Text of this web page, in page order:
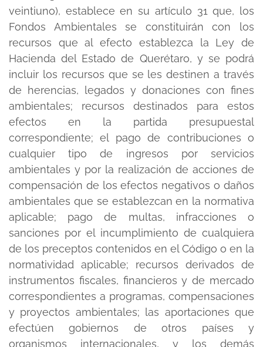
veintiuno), establece en su artículo 31 que, los
Fondos Ambientales se constituirán con los
recursos que al efecto establezca la Ley de
Hacienda del Estado de Querétaro, y se podrá
incluir los recursos que se les destinen a través
de herencias, legados y donaciones con fines
ambientales; recursos destinados para estos
efectos en la partida presupuestal
correspondiente; el pago de contribuciones o
cualquier tipo de ingresos por servicios
ambientales y por la realización de acciones de
compensación de los efectos negativos o daños
ambientales que se establezcan en la normativa
aplicable; pago de multas, infracciones o
sanciones por el incumplimiento de cualquiera
de los preceptos contenidos en el Código o en la
normatividad aplicable; recursos derivados de
instrumentos fiscales, financieros y de mercado
correspondientes a programas, compensaciones
y proyectos ambientales; las aportaciones que
efectúen gobiernos de otros países y
organismos internacionales, y los demás